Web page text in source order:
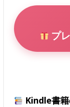
プ
Kindle書